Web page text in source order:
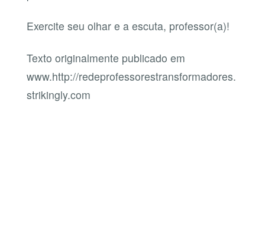
Exercite seu olhar e a escuta, professor(a)!
Texto originalmente publicado em
www.http://redeprofessorestransformadores.
strikingly.com